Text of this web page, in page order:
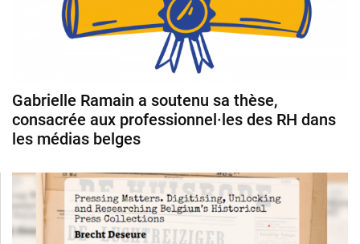
Gabrielle Ramain a soutenu sa thèse,
consacrée aux professionnel·les des RH dans
les médias belges